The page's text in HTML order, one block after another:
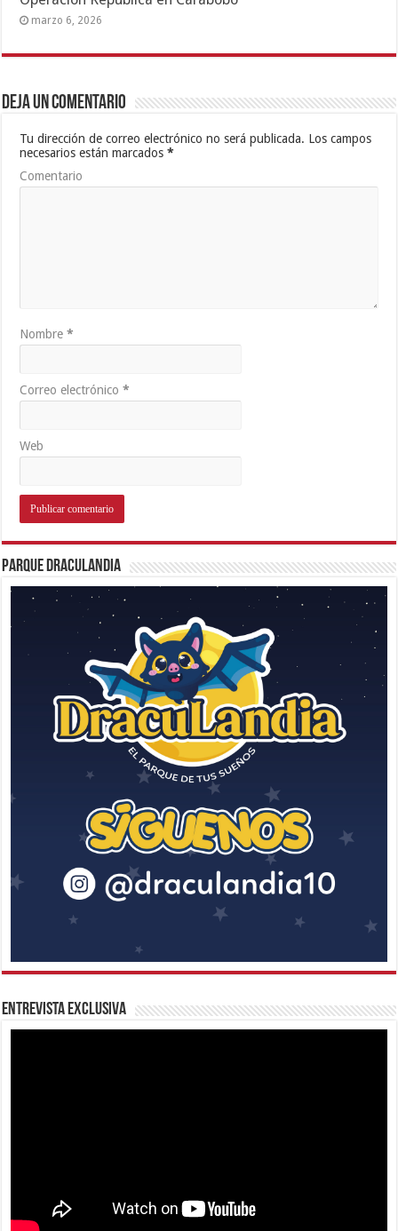
marzo 6, 2026
Deja un comentario
Tu dirección de correo electrónico no será publicada. Los campos
necesarios están marcados*
Comentario
Nombre*
Correo electrónico*
Web
Parque Draculandia
Entrevista Exclusiva